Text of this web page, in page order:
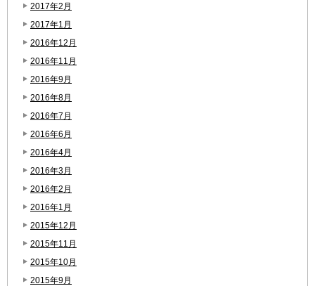
2017年2月
2017年1月
2016年12月
2016年11月
2016年9月
2016年8月
2016年7月
2016年6月
2016年4月
2016年3月
2016年2月
2016年1月
2015年12月
2015年11月
2015年10月
2015年9月